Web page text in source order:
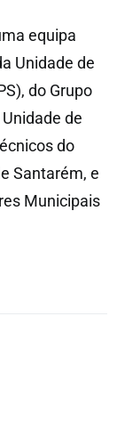
equipa
Unidade de
do Grupo
de
do
Santarém, e
Municipais